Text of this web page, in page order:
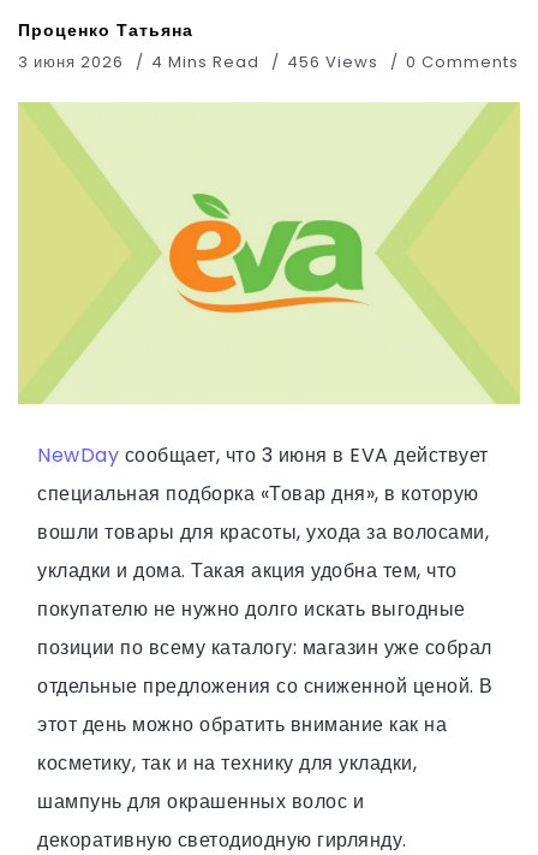
Проценко Татьяна
3 июня 2026 4 Mins Read 456 Views 0 Comments
NewDay сообщает, что 3 июня в EVA действует
специальная подборка «Товар дня», в которую
вошли товары для красоты, ухода за волосами,
укладки и дома. Такая акция удобна тем, что
покупателю не нужно долго искать выгодные
позиции по всему каталогу: магазин уже собрал
отдельные предложения со сниженной ценой. В
этот день можно обратить внимание как на
косметику, так и на технику для укладки,
шампунь для окрашенных волос и
декоративную светодиодную гирлянду.